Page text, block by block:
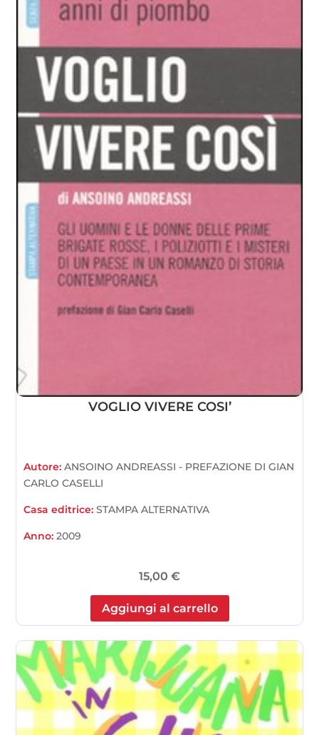
VOGLIO VIVERE COSI’
Autore:ANSOINO ANDREASSI - PREFAZIONE DI GIAN
CARLO CASELLI
Casa editrice:STAMPA ALTERNATIVA
Anno:2009
15,00 €
Aggiungi al carrello